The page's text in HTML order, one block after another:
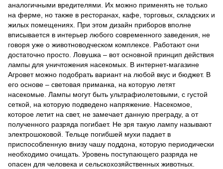
аналогичными вредителями. Их можно применять не только
на ферме, но также в ресторанах, кафе, торговых, складских и
жилых помещениях. При этом дизайн приборов вполне
вписывается в интерьер любого современного заведения, не
говоря уже о животноводческом комплексе. Работают они
достаточно просто. Ловушка – вот основной принцип действия
лампы для уничтожения насекомых. В интернет-магазине
Агровет можно подобрать вариант на любой вкус и бюджет. В
его основе – световая приманка, на которую летят
насекомые. Лампы могут быть ультрафиолетовыми, с густой
сеткой, на которую подведено напряжение. Насекомое,
которое летит на свет, не замечает данную преграду, а от
полученного разряда погибает. Не зря такую лампу называют
электрошоковой. Тельце погибшей мухи падает в
приспособленную внизу чашу поддона, которую периодически
необходимо очищать. Уровень поступающего разряда не
опасен для человека и сельскохозяйственных животных.